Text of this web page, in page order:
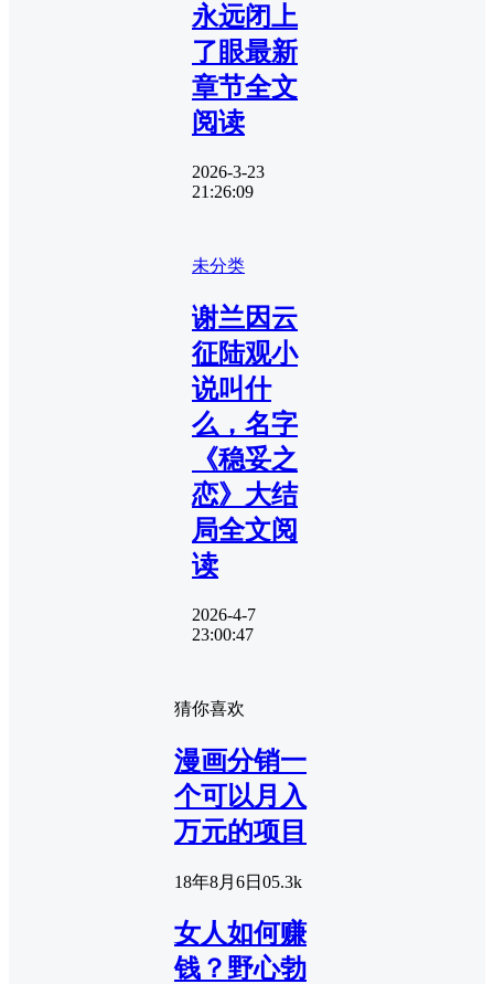
永远闭上
了眼最新
章节全文
阅读
2026-3-23
21:26:09
未分类
谢兰因云
征陆观小
说叫什
么，名字
《稳妥之
恋》大结
局全文阅
读
2026-4-7
23:00:47
猜你喜欢
漫画分销一
个可以月入
万元的项目
18年8月6日 05.3k
女人如何赚
钱？野心勃